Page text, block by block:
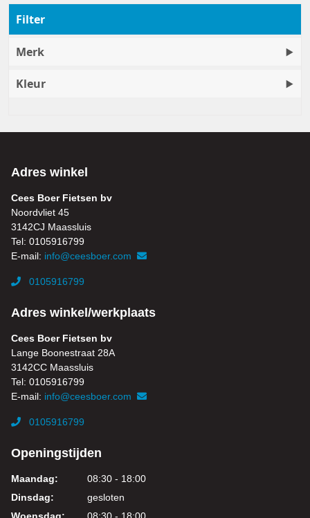
Filter
Merk
Kleur
Adres winkel
Cees Boer Fietsen bv
Noordvliet 45
3142CJ Maassluis
Tel: 0105916799
E-mail: info@ceesboer.com
0105916799
Adres winkel/werkplaats
Cees Boer Fietsen bv
Lange Boonestraat 28A
3142CC Maassluis
Tel: 0105916799
E-mail: info@ceesboer.com
0105916799
Openingstijden
Maandag:
08:30 - 18:00
Dinsdag:
gesloten